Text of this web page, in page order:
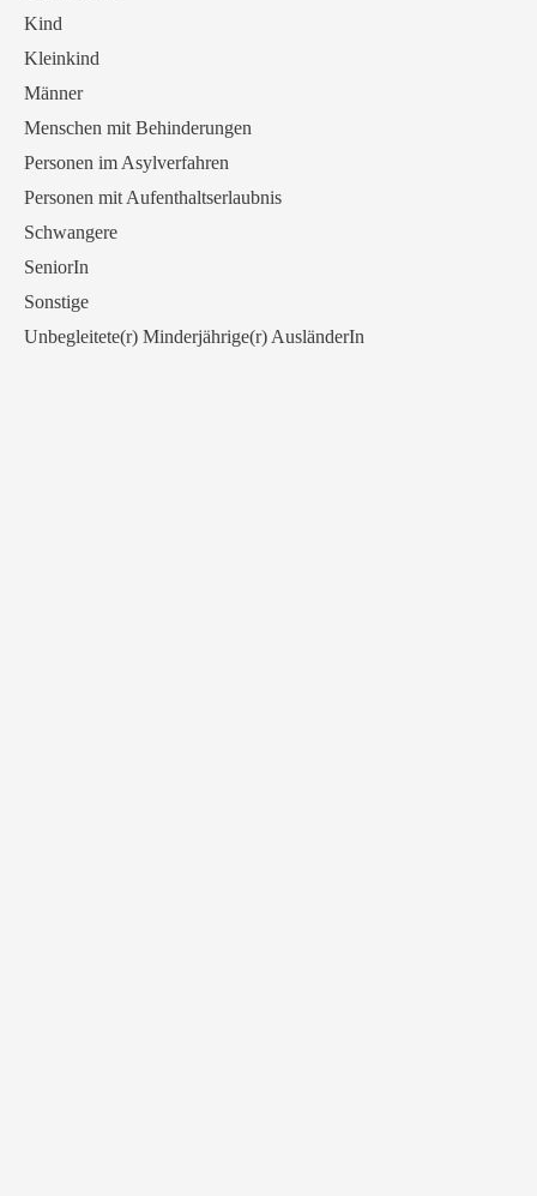
Kind
Kleinkind
Männer
Menschen mit Behinderungen
Personen im Asylverfahren
Personen mit Aufenthaltserlaubnis
Schwangere
SeniorIn
Sonstige
Unbegleitete(r) Minderjährige(r) AusländerIn